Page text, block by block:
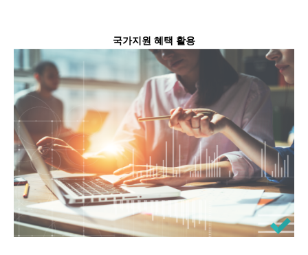
국가지원 혜택 활용